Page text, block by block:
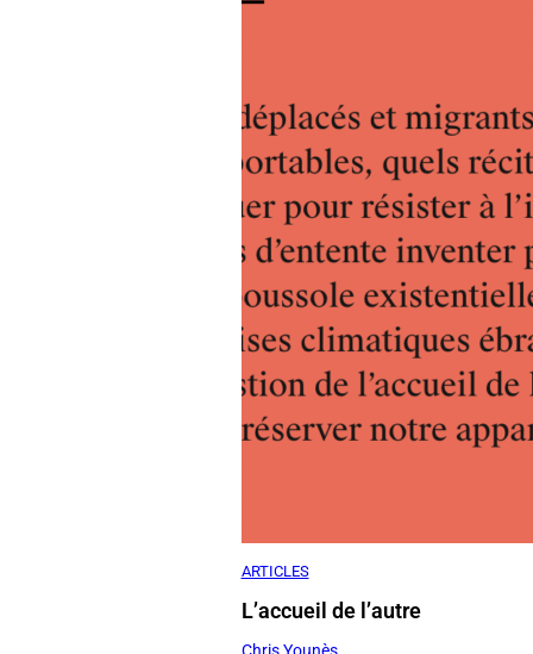
L’accueil de l’autre
Chris Younès
2025